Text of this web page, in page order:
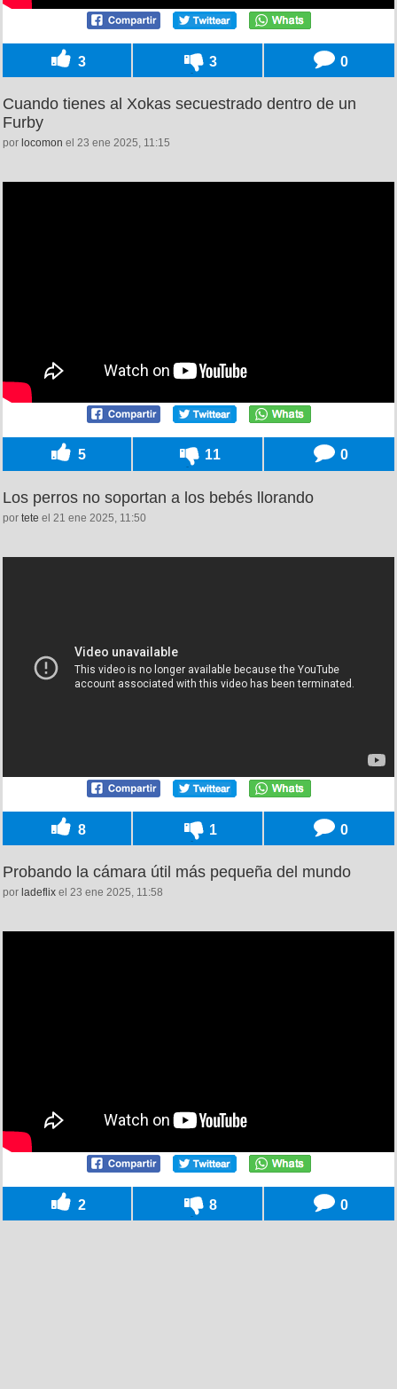
3 3 0
Cuando tienes al Xokas secuestrado dentro de un
Furby
por locomon el 23 ene 2025, 11:15
5 11 0
Los perros no soportan a los bebés llorando
por tete el 21 ene 2025, 11:50
8 1 0
Probando la cámara útil más pequeña del mundo
por ladeflix el 23 ene 2025, 11:58
2 8 0